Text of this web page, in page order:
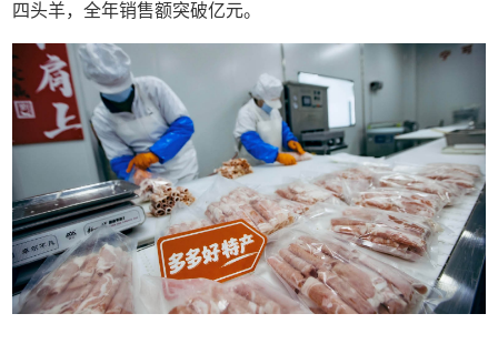
四头羊，全年销售额突破亿元。